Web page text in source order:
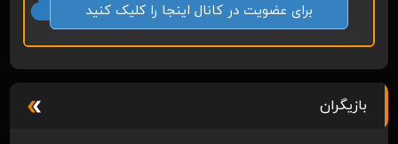
برای عضویت در کانال اینجا را کلیک کنید
بازیگران